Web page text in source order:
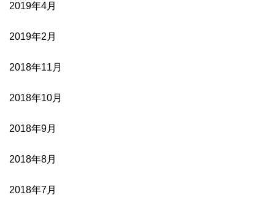
2019年4月
2019年2月
2018年11月
2018年10月
2018年9月
2018年8月
2018年7月